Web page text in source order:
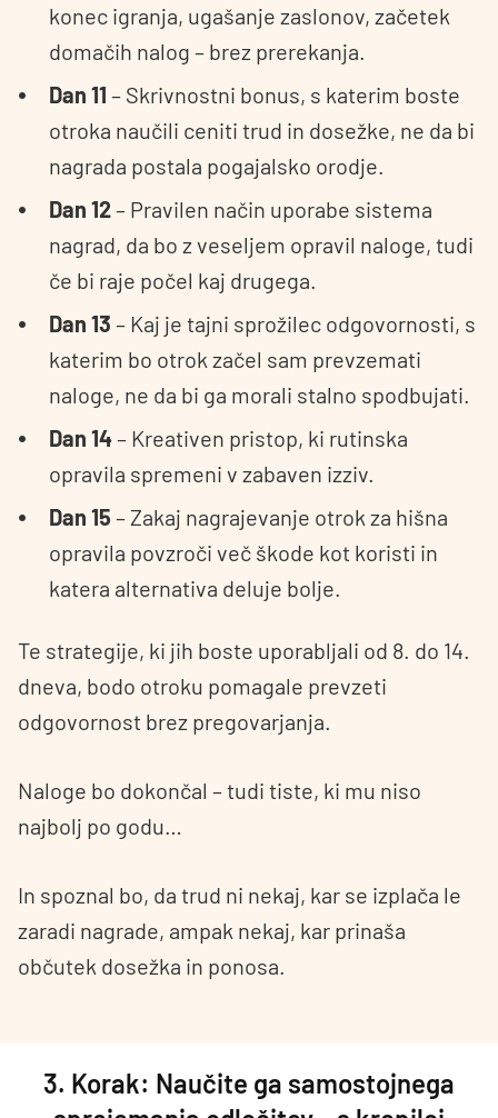
konec igranja, ugašanje zaslonov, začetek
domačih nalog – brez prerekanja.
Dan 11 – Skrivnostni bonus, s katerim boste
otroka naučili ceniti trud in dosežke, ne da bi
nagrada postala pogajalsko orodje.
Dan 12– Pravilen način uporabe sistema
nagrad, da bo z veseljem opravil naloge, tudi
če bi raje počel kaj drugega.
Dan 13 – Kaj je tajni sprožilec odgovornosti, s
katerim bo otrok začel sam prevzemati
naloge, ne da bi ga morali stalno spodbujati.
Dan 14– Kreativen pristop, ki rutinska
opravila spremeni v zabaven izziv.
Dan 15 – Zakaj nagrajevanje otrok za hišna
opravila povzroči več škode kot koristi in
katera alternativa deluje bolje.
Te strategije, ki jih boste uporabljali od 8. do 14.
dneva, bodo otroku pomagale prevzeti
odgovornost brez pregovarjanja.
Naloge bo dokončal – tudi tiste, ki mu niso
najbolj po godu…
In spoznal bo, da trud ni nekaj, kar se izplača le
zaradi nagrade, ampak nekaj, kar prinaša
občutek dosežka in ponosa.
3. Korak: Naučite ga samostojnega